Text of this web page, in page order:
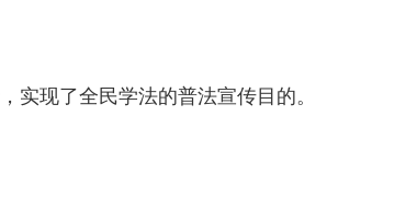
实现了全民学法的普法宣传目的。